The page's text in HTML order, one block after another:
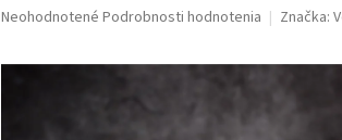
Priemerné
Neohodnotené Podrobnosti hodnotenia Značka: